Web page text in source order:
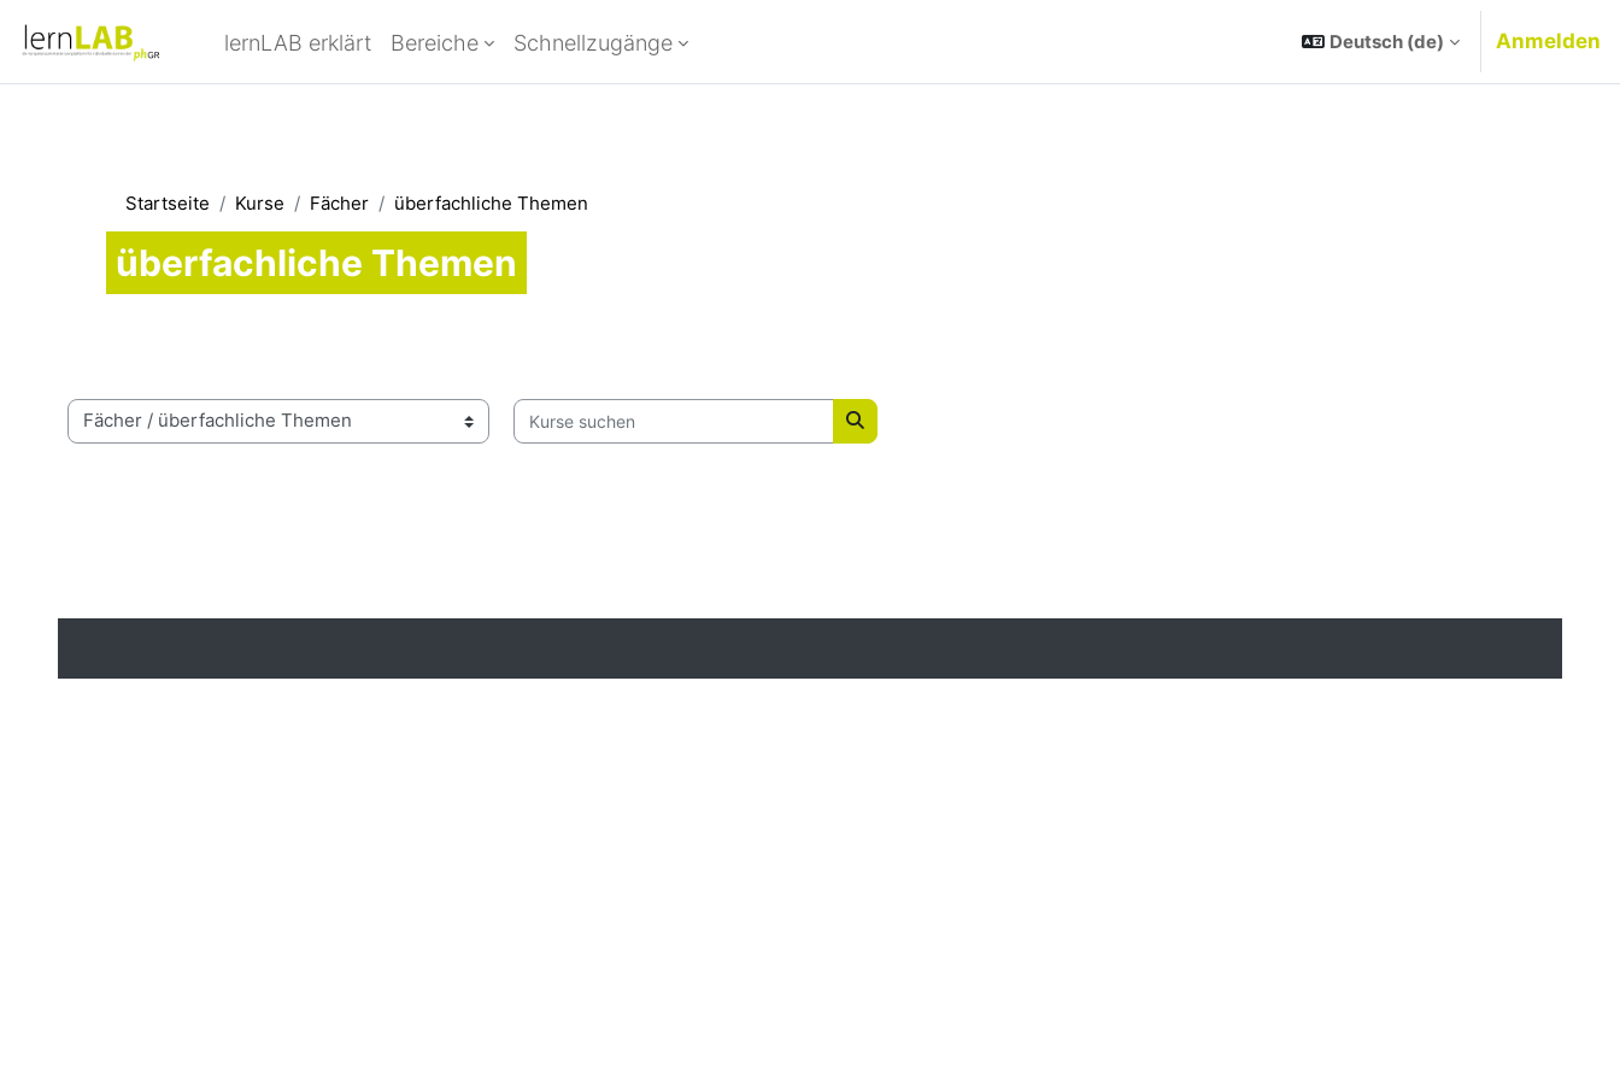
lernLAB erklärt Bereiche Schnellzugänge Deutsch ‎(de)‎ Anmelden
Startseite Kurse Fächer überfachliche Themen
überfachliche Themen
Kursbereiche
Kurse suchen
Kurse suchen